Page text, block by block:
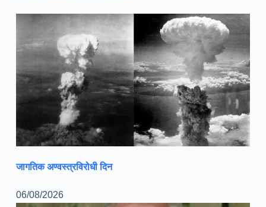
जागतिक अण्वस्त्रविरोधी दिन
06/08/2026